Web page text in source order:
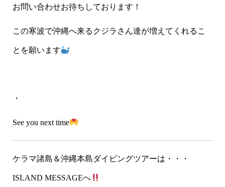
お問い合わせお待ちしております！
この寒波で沖縄へ来るクジラさん達が増えてくれるこ
とを願います
・
See you next time
ケラマ諸島＆沖縄本島ダイビングツアーは・・・
ISLAND MESSAGEへ